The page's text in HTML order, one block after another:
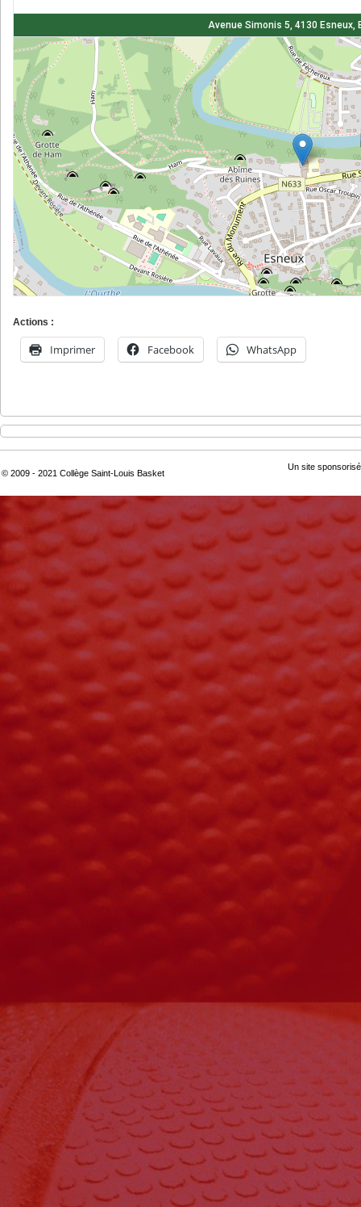
Avenue Simonis 5, 4130 Esneux,
Actions :
Imprimer Facebook WhatsApp
© 2009 - 2021 Collège Saint-Louis Basket
Un site